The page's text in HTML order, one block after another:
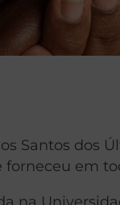
Santos dos
forneceu em
na